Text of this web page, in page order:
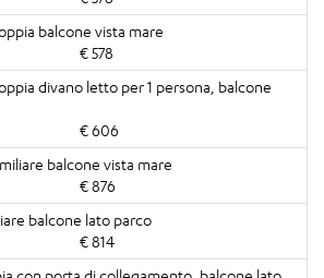
€ 578
€ 606
€ 876
€ 814